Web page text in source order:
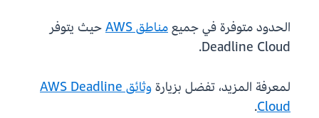
الحدود متوفرة في جميعمناطق AWS
حيث يتوفر
Deadline Cloud.
لمعرفة المزيد، تفضل بزيارة
وثائق AWS Deadline
Cloud
.